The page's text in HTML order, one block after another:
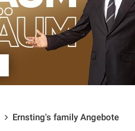
Ernsting's family Angebote